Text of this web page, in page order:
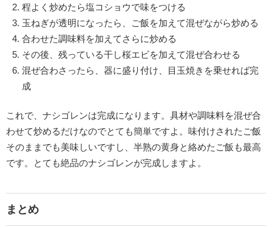
程よく炒めたら塩コショウで味をつける
玉ねぎが透明になったら、ご飯を加えて混ぜながら炒める
合わせた調味料を加えてさらに炒める
その後、残っている干し桜エビを加えて混ぜ合わせる
混ぜ合わさったら、器に盛り付け、目玉焼きを乗せれば完
成
これで、ナシゴレンは完成になります。具材や調味料を混ぜ合
わせて炒めるだけなのでとても簡単ですよ。味付けされたご飯
そのままでも美味しいですし、半熟の黄身と絡めたご飯も最高
です。とても絶品のナシゴレンが完成しますよ。
まとめ